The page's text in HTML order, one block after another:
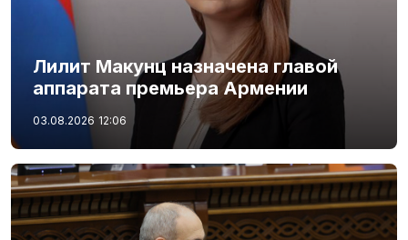
Лилит Макунц назначена главой
аппарата премьера Армении
03.08.2026 12:06